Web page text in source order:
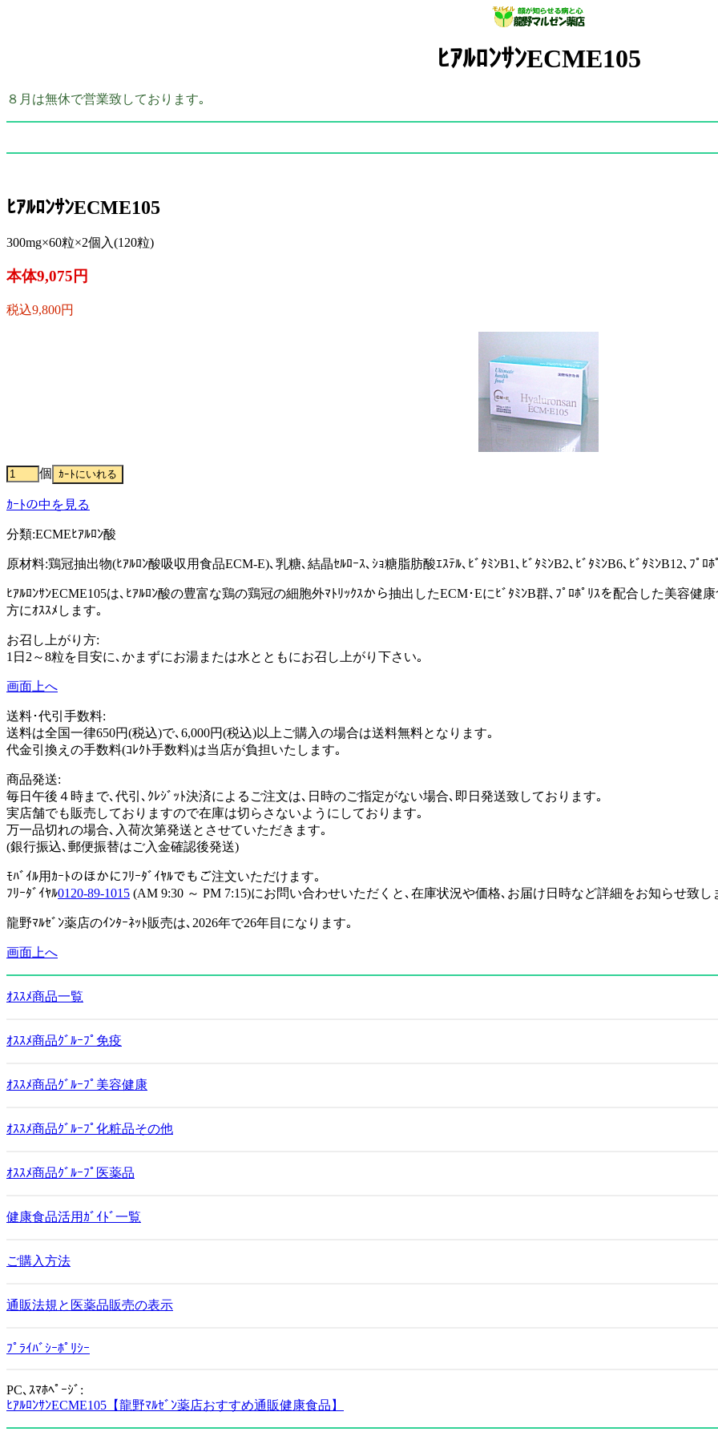
ﾋｱﾙﾛﾝｻﾝECME105
８月は無休で営業致しております｡
ﾋｱﾙﾛﾝｻﾝECME105
300mg×60粒×2個入(120粒)
本体9,075円
税込9,800円
個
ｶｰﾄの中を見る
分類:ECMEﾋｱﾙﾛﾝ酸
原材料:鶏冠抽出物(ﾋｱﾙﾛﾝ酸吸収用食品ECM-E)､乳糖､結晶ｾﾙﾛｰｽ､ｼｮ糖脂肪酸ｴｽﾃﾙ､ﾋﾞﾀﾐﾝB1､ﾋﾞﾀﾐﾝB2､ﾋﾞﾀﾐﾝB6､ﾋﾞﾀﾐﾝB12､ﾌﾟﾛﾎ
ﾋｱﾙﾛﾝｻﾝECME105は､ﾋｱﾙﾛﾝ酸の豊富な鶏の鶏冠の細胞外ﾏﾄﾘｯｸｽから抽出したECM･EにﾋﾞﾀﾐﾝB群､ﾌﾟﾛﾎﾟﾘｽを配合した美容
方にｵｽｽﾒします｡
お召し上がり方:
1日2～8粒を目安に､かまずにお湯または水とともにお召し上がり下さい｡
画面上へ
送料･代引手数料:
送料は全国一律650円(税込)で､6,000円(税込)以上ご購入の場合は送料無料となります｡
代金引換えの手数料(ｺﾚｸﾄ手数料)は当店が負担いたします｡
商品発送:
毎日午後４時まで､代引､ｸﾚｼﾞｯﾄ決済によるご注文は､日時のご指定がない場合､即日発送致しております｡
実店舗でも販売しておりますので在庫は切らさないようにしております｡
万一品切れの場合､入荷次第発送とさせていただきます｡
(銀行振込､郵便振替はご入金確認後発送)
ﾓﾊﾞｲﾙ用ｶｰﾄのほかにﾌﾘｰﾀﾞｲﾔﾙでもご注文いただけます｡
ﾌﾘｰﾀﾞｲﾔﾙ0120-89-1015 (AM 9:30 ～ PM 7:15)にお問い合わせいただくと､在庫状況や価格､お届け日時など詳細をお知らせ致し
龍野ﾏﾙｾﾞﾝ薬店のｲﾝﾀｰﾈｯﾄ販売は､2026年で26年目になります｡
画面上へ
ｵｽｽﾒ商品一覧
ｵｽｽﾒ商品ｸﾞﾙｰﾌﾟ免疫
ｵｽｽﾒ商品ｸﾞﾙｰﾌﾟ美容健康
ｵｽｽﾒ商品ｸﾞﾙｰﾌﾟ化粧品その他
ｵｽｽﾒ商品ｸﾞﾙｰﾌﾟ医薬品
健康食品活用ｶﾞｲﾄﾞ一覧
ご購入方法
通販法規と医薬品販売の表示
ﾌﾟﾗｲﾊﾞｼｰﾎﾟﾘｼｰ
PC､ｽﾏﾎﾍﾟｰｼﾞ:
ﾋｱﾙﾛﾝｻﾝECME105【龍野ﾏﾙｾﾞﾝ薬店おすすめ通販健康食品】